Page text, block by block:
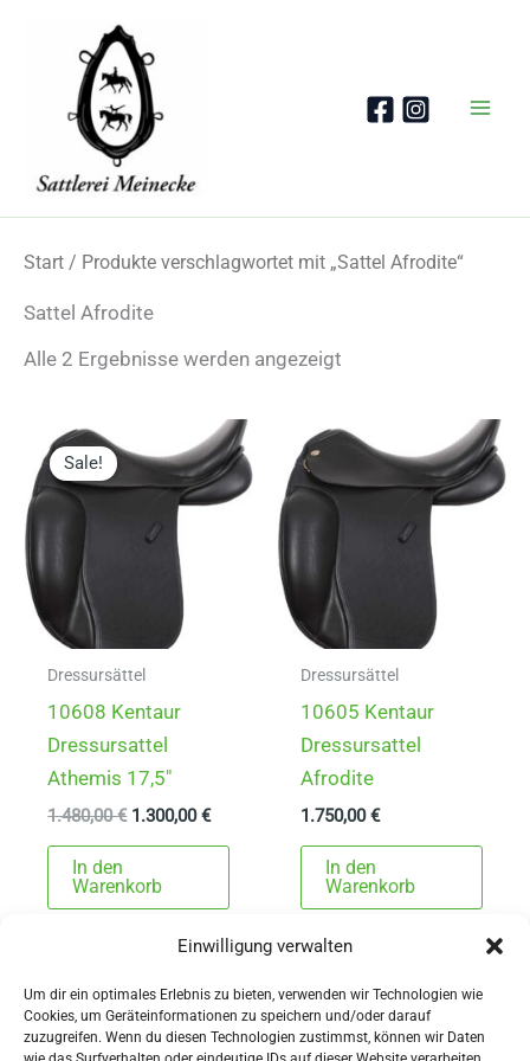
Einwilligung verwalten
Um dir ein optimales Erlebnis zu bieten, verwenden wir Technologien wie
Cookies, um Geräteinformationen zu speichern und/oder darauf
zuzugreifen. Wenn du diesen Technologien zustimmst, können wir Daten
Start / Produkte verschlagwortet mit „Sattel Afrodite“
Sattel Afrodite
Alle 2 Ergebnisse werden angezeigt
Sale!
Dressursättel
10608 Kentaur
Dressursattel
Athemis 17,5″
1.480,00€ Ursprünglicher
1.480,00 €
1.300,00€Aktueller
In den
Warenkorb
Dressursättel
10605 Kentaur
Dressursattel
Afrodite
1.750,00€
In den
Warenkorb